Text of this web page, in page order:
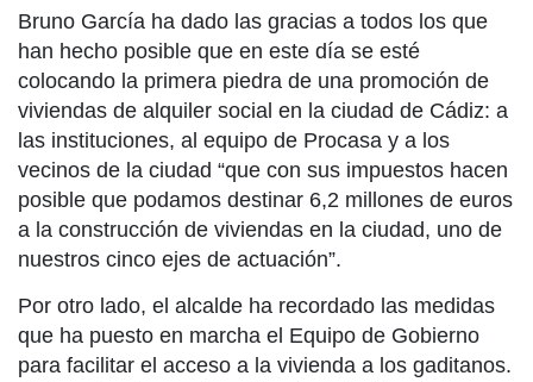
Bruno García ha dado las gracias a todos los que
han hecho posible que en este día se esté
colocando la primera piedra de una promoción de
viviendas de alquiler social en la ciudad de Cádiz: a
las instituciones, al equipo de Procasa y a los
vecinos de la ciudad “que con sus impuestos hacen
posible que podamos destinar 6,2 millones de euros
a la construcción de viviendas en la ciudad, uno de
nuestros cinco ejes de actuación”.
Por otro lado, el alcalde ha recordado las medidas
que ha puesto en marcha el Equipo de Gobierno
para facilitar el acceso a la vivienda a los gaditanos.